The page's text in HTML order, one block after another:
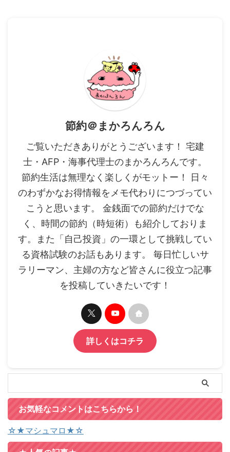
節約＠まかろんろん
ご覧いただきありがとうございます！ 宅建
士・AFP・海事代理士のまかろんろんです。
節約生活は無理なく楽しくがモットー！ 日々
のわずかなお得情報をメモ代わりにつづってい
こうと思います。 金銭面での節約だけでな
く、時間の節約（時短術）も紹介しておりま
す。また「自己投資」の一環として挑戦してい
る資格試験のお話もあります。 毎日忙しいサ
ラリーマン、主婦の方など皆さんに役立つ記事
を投稿していきたいです！
詳しくはコチラ
お気軽なコメントはこちらから！
☆★マシュマロ★☆